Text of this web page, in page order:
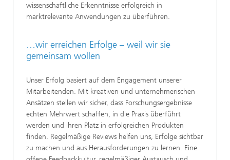
wissenschaftliche Erkenntnisse erfolgreich in
marktrelevante Anwendungen zu überführen.
…wir erreichen Erfolge – weil wir sie
gemeinsam wollen
Unser Erfolg basiert auf dem Engagement unserer
Mitarbeitenden. Mit kreativen und unternehmerischen
Ansätzen stellen wir sicher, dass Forschungsergebnisse
echten Mehrwert schaffen, in die Praxis überführt
werden und ihren Platz in erfolgreichen Produkten
finden. Regelmäßige Reviews helfen uns, Erfolge sichtbar
zu machen und aus Herausforderungen zu lernen. Eine